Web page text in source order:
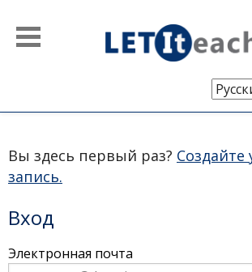
язык
Вы здесь первый раз? Создайте
запись.
Вход
Чтобы
войти
Электронная почта